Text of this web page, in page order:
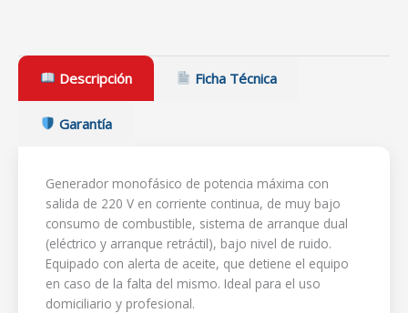
Descripción Ficha Técnica
Garantía
Generador monofásico de potencia máxima con
salida de 220 V en corriente continua, de muy bajo
consumo de combustible, sistema de arranque dual
(eléctrico y arranque retráctil), bajo nivel de ruido.
Equipado con alerta de aceite, que detiene el equipo
en caso de la falta del mismo. Ideal para el uso
domiciliario y profesional.